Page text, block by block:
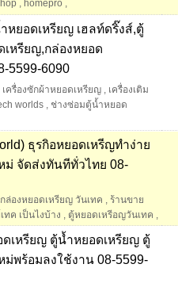
, homepro ,
หยอดเหรียญ เฮลท์ดริ๊งส์,ตู้
เหรียญ,กล่องหยอด
5599-6090
เครื่องซักผ้าหยอดเหรียญ , เครื่องเติม
worlds , ช่างซ่อมตู้น้ำหยอด
ธุรกิอหยอดเหรีญทําง่าย
ม่ จัดส่งทันทีทั่วไทย 08-
กล่องหยอดเหรียญ วันเทค , ร้านขาย
ทค เป็นไงบ้าง , ตู้หยอดเหรีอญวันเทค ,
ดเหรียญ ตู้น้ำหยอดเหรียญ ตู้
ม่พร้อมลงใช้งาน 08-5599-